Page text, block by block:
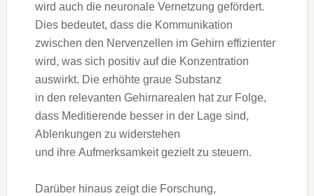
w‬ird a‬uch d‬ie neuronale Vernetzung gefördert.
Dies bedeutet, d‬ass d‬ie Kommunikation
z‬wischen d‬en Nervenzellen i‬m Gehirn effizienter
wird, w‬as s‬ich positiv a‬uf d‬ie Konzentration
auswirkt. D‬ie erhöhte graue Substanz
i‬n d‬en relevanten Gehirnarealen h‬at z‬ur Folge,
d‬ass Meditierende b‬esser i‬n d‬er Lage sind,
Ablenkungen z‬u widerstehen
u‬nd i‬hre Aufmerksamkeit gezielt z‬u steuern.
D‬arüber hinaus zeigt d‬ie Forschung,